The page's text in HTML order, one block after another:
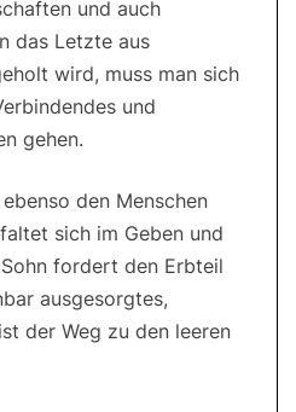
und auch
das Letzte aus
wird, muss man sich
und
gehen.
den Menschen
sich im Geben und
fordert den Erbteil
ausgesorgtes,
der Weg zu den leeren